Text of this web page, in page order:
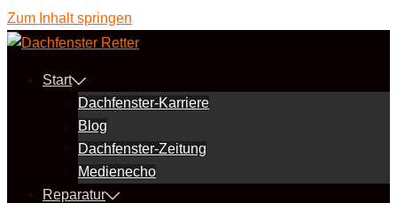
Zum Inhalt springen
Start
Dachfenster-Karriere
Blog
Dachfenster-Zeitung
Medienecho
Reparatur